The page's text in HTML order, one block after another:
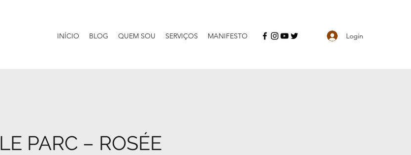
INÍCIO BLOG QUEM SOU SERVIÇOS MANIFESTO Login
LE PARC – ROSÉE